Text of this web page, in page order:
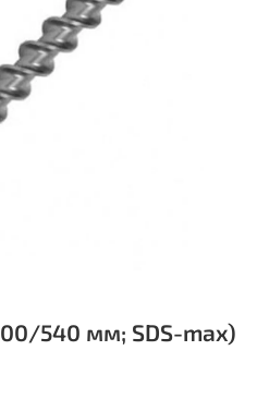
540 мм; SDS-max)